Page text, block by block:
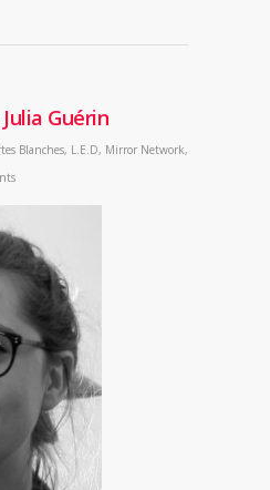
Julia Guérin
Blanches, L.E.D, Mirror Network,